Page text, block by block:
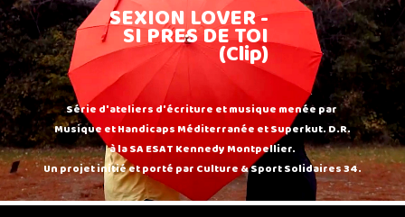
SEXION LOVER -
SI PRES DE TOI
(Clip)
Série d'ateliers d'écriture et musique menée par
Musique et Handicaps Méditerranée et Superkut. D.R.
à la SA ESAT Kennedy Montpellier.
Un projet initié et porté par Culture & Sport Solidaires 34.